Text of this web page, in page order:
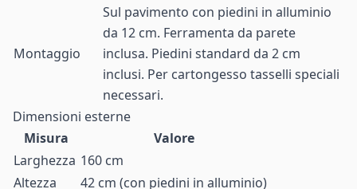
Montaggio
Sul pavimento con piedini in alluminio
da 12 cm. Ferramenta da parete
inclusa. Piedini standard da 2 cm
inclusi. Per cartongesso tasselli speciali
necessari.
Dimensioni esterne
Misura
Valore
Larghezza 160 cm
Altezza
42 cm (con piedini in alluminio)